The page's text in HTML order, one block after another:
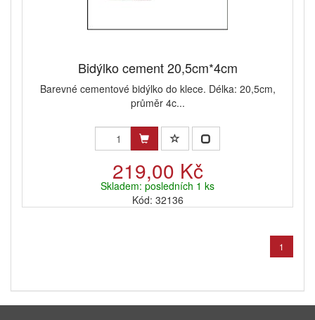
Bidýlko cement 20,5cm*4cm
Barevné cementové bidýlko do klece. Délka: 20,5cm,
průměr 4c...
219,00 Kč
Skladem: posledních 1 ks
Kód: 32136
1